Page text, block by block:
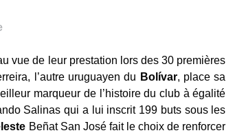
vue de leur prestation lors des 30 premières
l’autre uruguayen du Bolívar, place sa
marqueur de l’histoire du club à égalité
Salinas qui a lui inscrit 199 buts sous les
Beñat San José fait le choix de renforcer